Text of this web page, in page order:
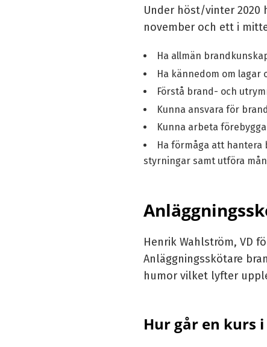
Under höst/vinter 2020
november och ett i
Ha allmän
Ha kännedom om
Förstå brand- och
Kunna ansvara för
Kunna arbeta
Ha förmåga att
styrningar samt utföra
Henrik Wahlström, VD
Anläggningsskötare
humor vilket lyfter
Hur går en kurs